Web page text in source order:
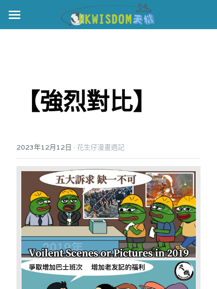
主頁
黎智英案
美西媒體謊言實錄
宏福‧革新
宏福苑聽證會
宏福火災正視聽
記錄．宏福苑火災
港聞
中國
國際
娛樂
反華推手你要知
反華推手懶人包
民主派騙案十式
KOL 專欄
林淑芳專欄
絕密法庭檔案
【強烈對比】
2023年12月12日 · 花生仔漫畫週記